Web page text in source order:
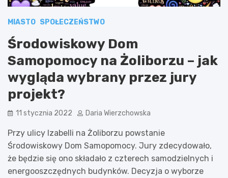
MIASTO SPOŁECZEŃSTWO
Środowiskowy Dom
Samopomocy na Żoliborzu – jak
wygląda wybrany przez jury
projekt?
11 stycznia 2022 Daria Wierzchowska
Przy ulicy Izabelli na Żoliborzu powstanie
Środowiskowy Dom Samopomocy. Jury zdecydowało,
że będzie się ono składało z czterech samodzielnych i
energooszczędnych budynków. Decyzja o wyborze